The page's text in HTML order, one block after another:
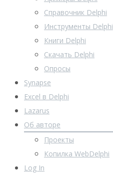
Справочник Delphi
Инструменты Delphi
Книги Delphi
Скачать Delphi
Опросы
Synapse
Excel в Delphi
Lazarus
Об авторе
Проекты
Копилка WebDelphi
Log In